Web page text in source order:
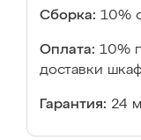
Сборка: 10%
Оплата: 10%
доставки
Гарантия: 24